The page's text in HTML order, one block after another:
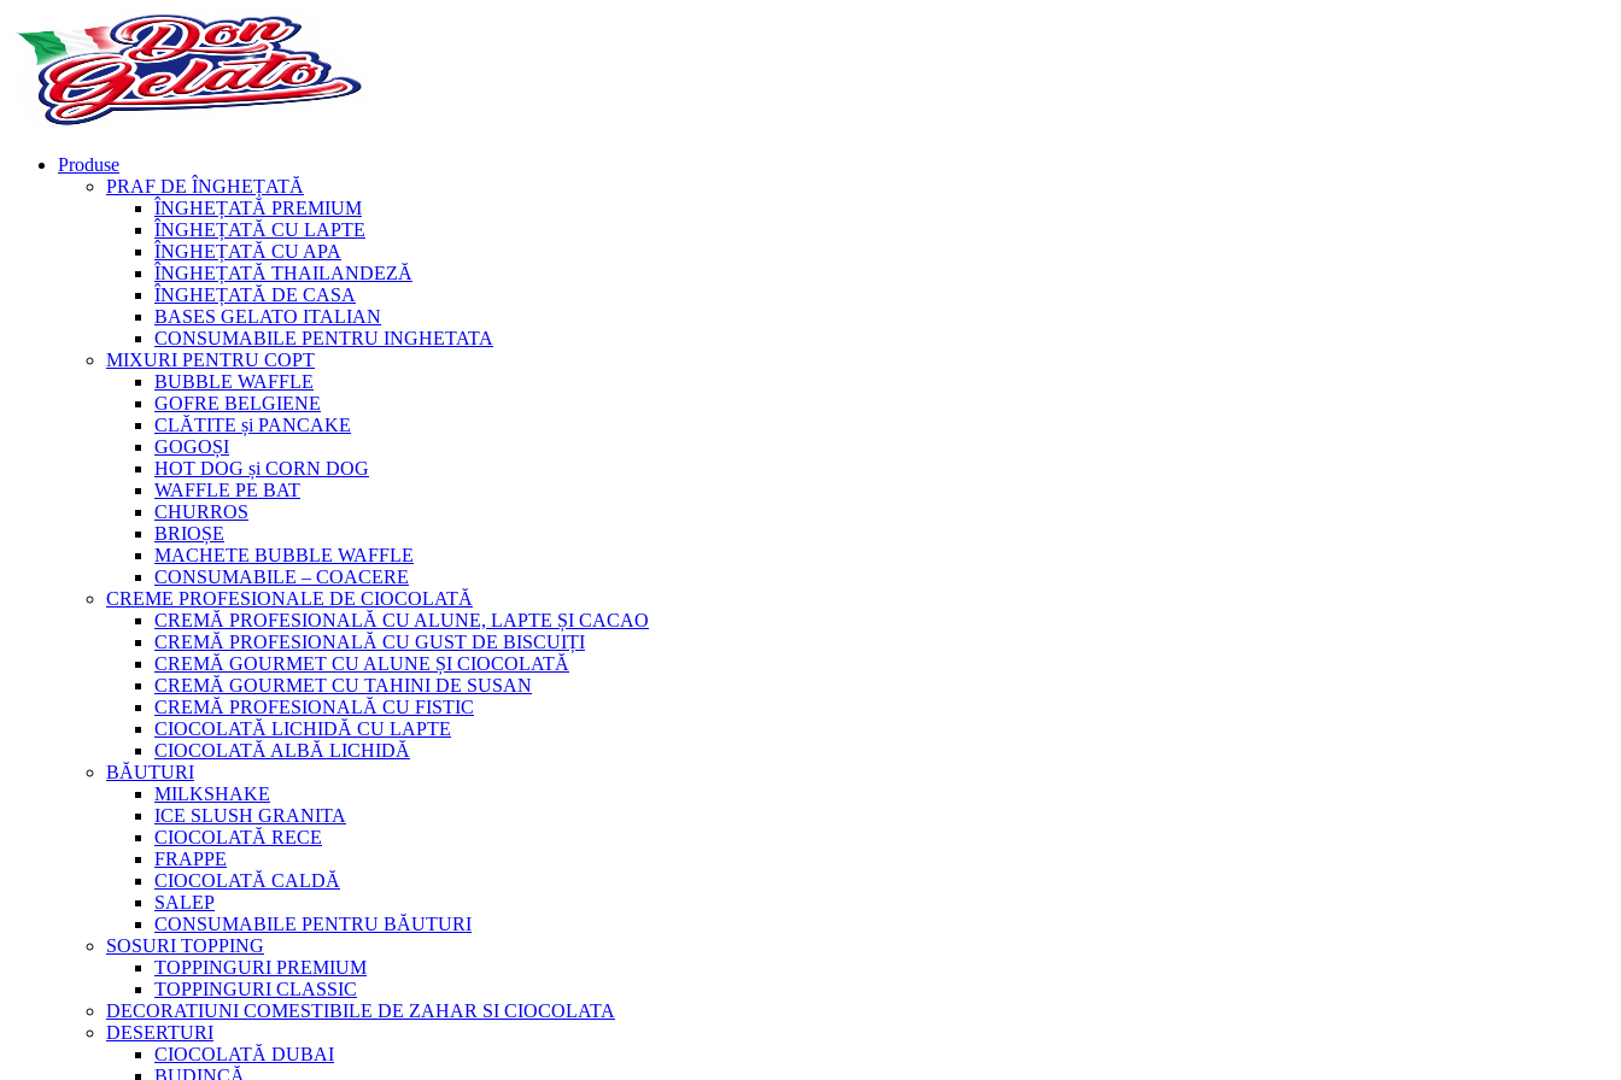
Produse
PRAF DE ÎNGHEȚATĂ
ÎNGHEȚATĂ PREMIUM
ÎNGHEȚATĂ CU LAPTE
ÎNGHEȚATĂ CU APA
ÎNGHEȚATĂ THAILANDEZĂ
ÎNGHEȚATĂ DE CASA
BASES GELATO ITALIAN
CONSUMABILE PENTRU INGHETATA
MIXURI PENTRU COPT
BUBBLE WAFFLE
GOFRE BELGIENE
CLĂTITE și PANCAKE
GOGOȘI
HOT DOG și CORN DOG
WAFFLE PE BAT
CHURROS
BRIOȘE
MACHETE BUBBLE WAFFLE
CONSUMABILE – COACERE
CREME PROFESIONALE DE CIOCOLATĂ
CREMĂ PROFESIONALĂ CU ALUNE, LAPTE ȘI CACAO
CREMĂ PROFESIONALĂ CU GUST DE BISCUIȚI
CREMĂ GOURMET CU ALUNE ȘI CIOCOLATĂ
CREMĂ GOURMET CU TAHINI DE SUSAN
CREMĂ PROFESIONALĂ CU FISTIC
CIOCOLATĂ LICHIDĂ CU LAPTE
CIOCOLATĂ ALBĂ LICHIDĂ
BĂUTURI
MILKSHAKE
ICE SLUSH GRANITA
CIOCOLATĂ RECE
FRAPPE
CIOCOLATĂ CALDĂ
SALEP
CONSUMABILE PENTRU BĂUTURI
SOSURI TOPPING
TOPPINGURI PREMIUM
TOPPINGURI CLASSIC
DECORATIUNI COMESTIBILE DE ZAHAR SI CIOCOLATA
DESERTURI
CIOCOLATĂ DUBAI
BUDINCĂ